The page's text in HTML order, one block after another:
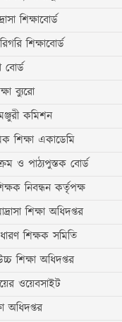
শিক্ষাবোর্ড
শিক্ষাবোর্ড
বোর্ড
ব্যুরো
কমিশন
শিক্ষা একাডেমি
ও পাঠ্যপুস্তক বোর্ড
নিবন্ধন কর্তৃপক্ষ
শিক্ষা অধিদপ্তর
শিক্ষক সমিতি
শিক্ষা অধিদপ্তর
ওয়েবসাইট
অধিদপ্তর